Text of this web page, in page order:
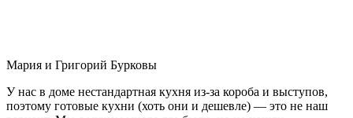
Мария и Григорий Бурковы
У нас в доме нестандартная кухня из-за короба и выступов,
поэтому готовые кухни (хоть они и дешевле) — это не наш